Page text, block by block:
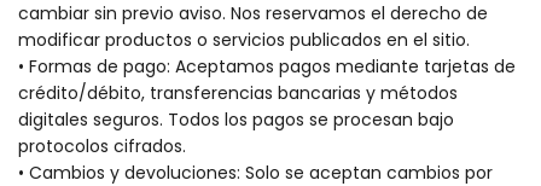
cambiar sin previo aviso. Nos reservamos el derecho de
modificar productos o servicios publicados en el sitio.
• Formas de pago: Aceptamos pagos mediante tarjetas de
crédito/débito, transferencias bancarias y métodos
digitales seguros. Todos los pagos se procesan bajo
protocolos cifrados.
• Cambios y devoluciones: Solo se aceptan cambios por